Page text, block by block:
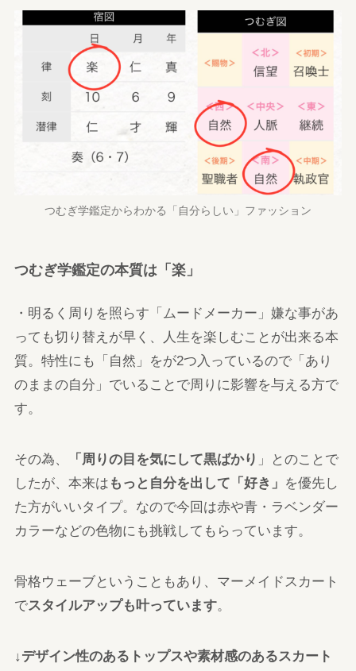
つむぎ学鑑定からわかる「自分らしい」ファッション
つむぎ学鑑定の本質は「楽」
・明るく周りを照らす「ムードメーカー」嫌な事があ
っても切り替えが早く、人生を楽しむことが出来る本
質。特性にも「自然」をが2つ入っているので「あり
のままの自分」でいることで周りに影響を与える方で
す。
その為、 「周りの目を気にして黒ばかり 」とのことで
したが、本来は もっと自分を出して「好き」 を優先し
た方がいいタイプ。なので今回は赤や青・ラベンダー
カラーなどの色物にも挑戦してもらっています。
骨格ウェーブということもあり、マーメイドスカート
でスタイルアップも叶っています。
↓デザイン性のあるトップスや素材感のあるスカート